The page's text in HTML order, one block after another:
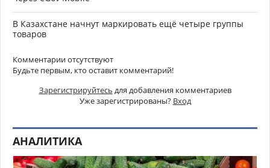
В Казахстане начнут маркировать ещё четыре группы
товаров
Комментарии отсутствуют
Будьте первым, кто оставит комментарий!
Зарегистрируйтесь для добавления комментариев
Уже зарегистрированы? Вход
АНАЛИТИКА